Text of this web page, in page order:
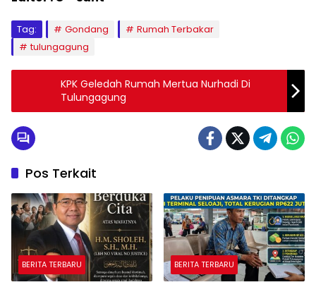
Tag: Gondang
Rumah Terbakar
tulungagung
KPK Geledah Rumah Mertua Nurhadi Di
Tulungagung
Pos Terkait
BERITA TERBARU BERITA TERBARU